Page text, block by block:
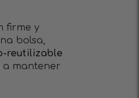
firme y
bolsa,
reutilizable
a mantener